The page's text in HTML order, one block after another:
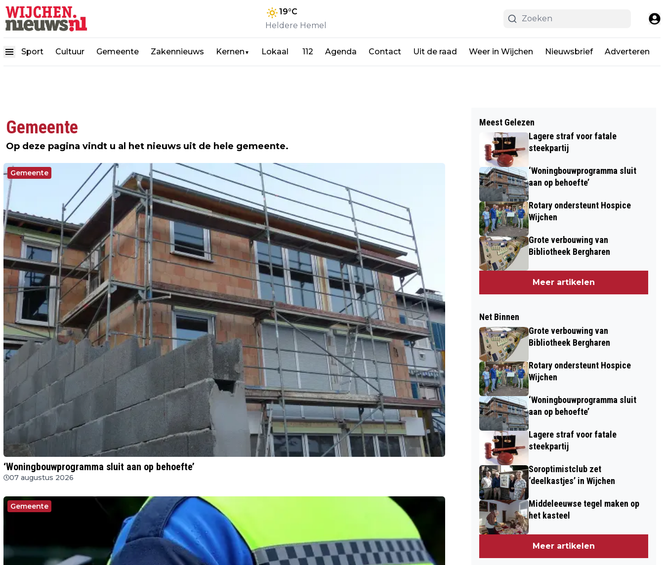
19°C
Heldere Hemel
Sport Cultuur Gemeente Zakennieuws Kernen ▼ Lokaal 112 Agenda Contact Uit de raad Weer in Wijchen Nieuwsbrief Adverteren
Gemeente
Op deze pagina vindt u al het nieuws uit de hele gemeente.
Gemeente
‘Woningbouwprogramma sluit aan op behoefte’
07 augustus 2026
Gemeente
Meest Gelezen
Lagere straf voor fatale
steekpartij
‘Woningbouwprogramma sluit
aan op behoefte’
Rotary ondersteunt Hospice
Wijchen
Grote verbouwing van
Bibliotheek Bergharen
Meer artikelen
Net Binnen
Grote verbouwing van
Bibliotheek Bergharen
Rotary ondersteunt Hospice
Wijchen
‘Woningbouwprogramma sluit
aan op behoefte’
Lagere straf voor fatale
steekpartij
Soroptimistclub zet
‘deelkastjes’ in Wijchen
Middeleeuwse tegel maken op
het kasteel
Meer artikelen